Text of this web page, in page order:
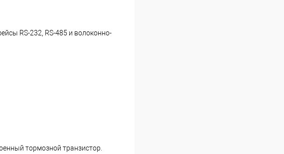
RS-232, RS-485 и волоконно-
тормозной транзистор.